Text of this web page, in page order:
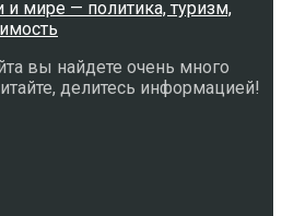
вы найдете очень много
делитесь информацией!